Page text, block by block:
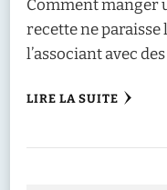
Comment manger
recette ne paraisse
l’associant avec
LIRE LA SUITE